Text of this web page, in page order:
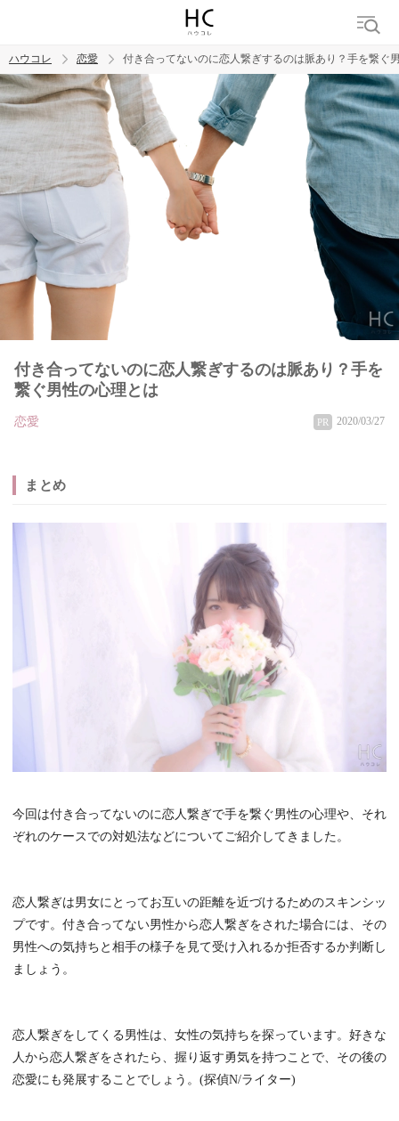
トレンド ワード
恋愛
ハウコレ 恋愛 付き合ってないのに恋人繋ぎするのは脈あり？手を繋ぐ
付き合ってないのに恋人繋ぎするのは脈あり？手を
繋ぐ男性の心理とは
恋愛 PR 2020/03/27
まとめ
今回は付き合ってないのに恋人繋ぎで手を繋ぐ男性の心理や、それ
ぞれのケースでの対処法などについてご紹介してきました。
恋人繋ぎは男女にとってお互いの距離を近づけるためのスキンシッ
プです。付き合ってない男性から恋人繋ぎをされた場合には、その
男性への気持ちと相手の様子を見て受け入れるか拒否するか判断し
ましょう。
恋人繋ぎをしてくる男性は、女性の気持ちを探っています。好きな
人から恋人繋ぎをされたら、握り返す勇気を持つことで、その後の
恋愛にも発展することでしょう。(探偵N/ライター)